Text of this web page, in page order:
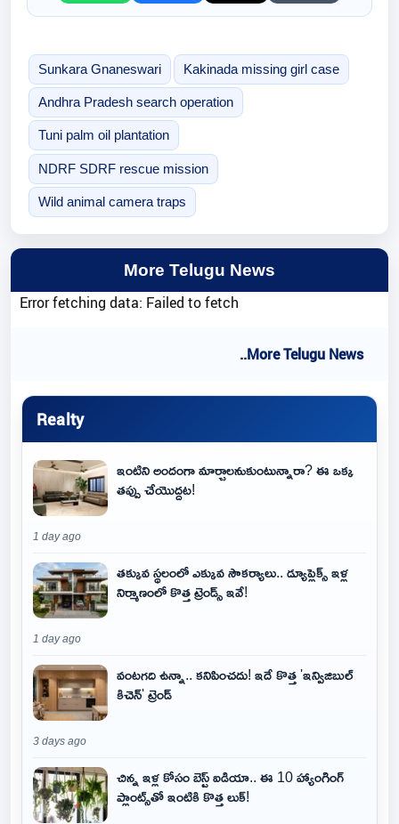
Sunkara Gnaneswari Kakinada missing girl case
Andhra Pradesh search operation
Tuni palm oil plantation
NDRF SDRF rescue mission
Wild animal camera traps
More Telugu News
Error fetching data: Failed to fetch
..More Telugu News
Realty
ఇంటిని అందంగా మార్చాలనుకుంటున్నారా? ఈ ఒక్క
తప్పు చేయొద్దట!
1 day ago
తక్కువ స్థలంలో ఎక్కువ సౌకర్యాలు.. డ్యూప్లెక్స్ ఇళ్ల
నిర్మాణంలో కొత్త ట్రెండ్స్ ఇవే!
1 day ago
వంటగది ఉన్నా.. కనిపించదు! ఇదే కొత్త 'ఇన్విజిబుల్
కిచెన్' ట్రెండ్
3 days ago
చిన్న ఇళ్ల కోసం బెస్ట్ ఐడియా.. ఈ 10 హ్యాంగింగ్
ప్లాంట్స్‌తో ఇంటికి కొత్త లుక్!